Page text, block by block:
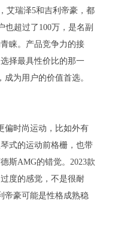
艾瑞泽5和吉利帝豪，都
超过了100万，是名副
睐。产品竞争力的接
择最具性价比的那一
为用户的价值首选。
偏时尚运动，比如外有
式的运动前格栅，也带
斯AMG的错觉。2023款
度的感觉，不是很耐
帝豪可能是性格成熟稳